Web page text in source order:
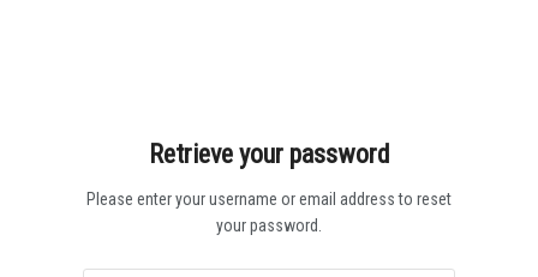
Retrieve your password
Please enter your username or email address to reset
your password.